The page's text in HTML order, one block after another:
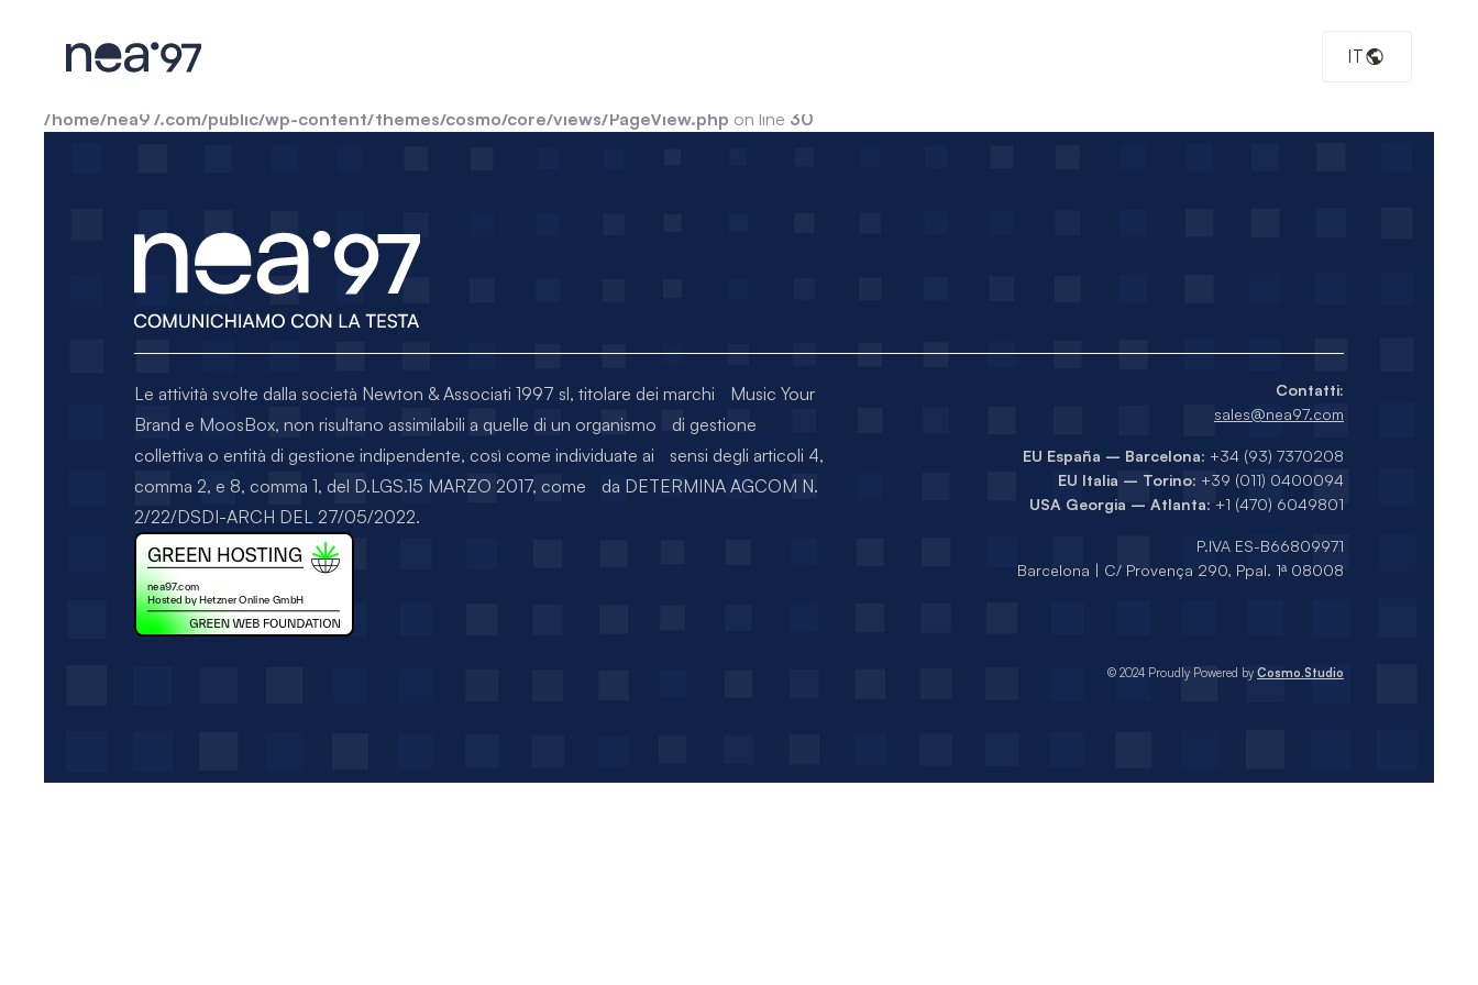
IT
Warning : include(): Filename cannot be empty in
/home/nea97.com/public/wp-content/themes/cosmo/core/views/PageView.php on line 30
Le attività svolte dalla società Newton & Associati 1997 sl, titolare dei marchi Music Your
Brand e MoosBox, non risultano assimilabili a quelle di un organismo di gestione
collettiva o entità di gestione indipendente, così come individuate ai sensi degli articoli 4,
comma 2, e 8, comma 1, del D.LGS.15 MARZO 2017, come da DETERMINA AGCOM N.
2/22/DSDI-ARCH DEL 27/05/2022.
Contatti:
sales@nea97.com
EU España – Barcelona: +34 (93) 7370208
EU Italia – Torino: +39 (011) 0400094
USA Georgia – Atlanta: +1 (470) 6049801
P.IVA ES-B66809971
Barcelona | C/ Provença 290, Ppal. 1ª 08008
© 2024 Proudly Powered by Cosmo.Studio